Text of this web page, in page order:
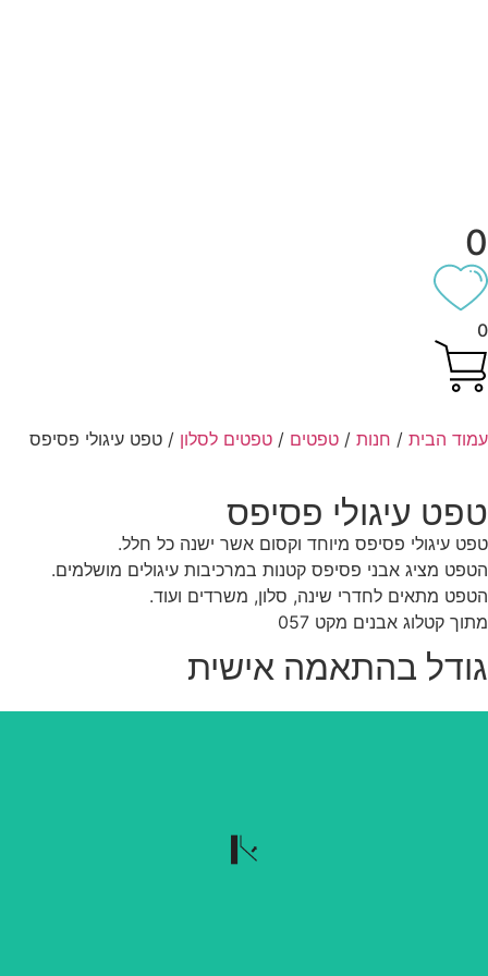
הבית/חנות/טפטים/טפטים לסלון/ טפט עיגולי פסיפס
עיגולי פסיפס
עיגולי פסיפס מיוחד וקסום אשר ישנה כל חלל.
מציג אבני פסיפס קטנות במרכיבות עיגולים מושלמים.
מתאים לחדרי שינה, סלון, משרדים ועוד.
קטלוג אבנים מקט 057
בהתאמה אישית
נשלף בקלות